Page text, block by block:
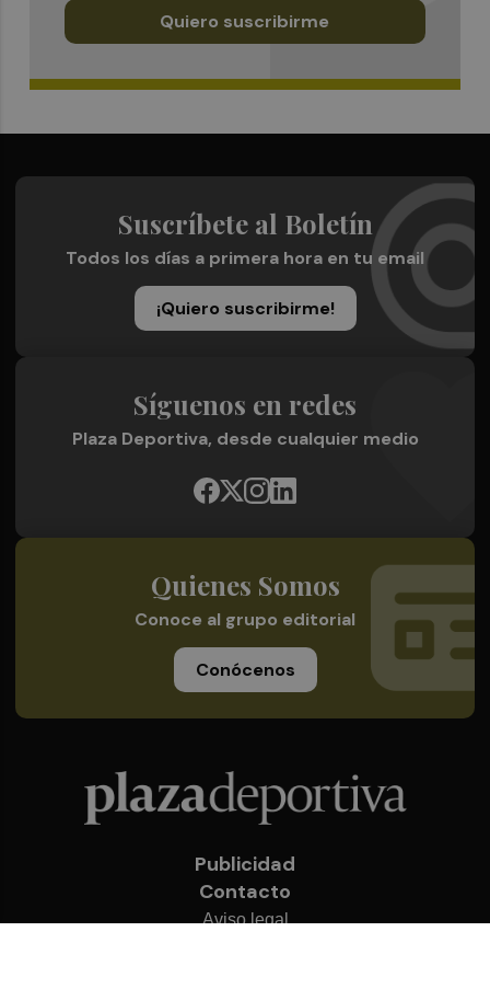
Quiero suscribirme
Suscríbete al Boletín
Todos los días a primera hora en tu email
¡Quiero suscribirme!
Síguenos en redes
Plaza Deportiva, desde cualquier medio
Quienes Somos
Conoce al grupo editorial
Conócenos
Publicidad
Contacto
Aviso legal